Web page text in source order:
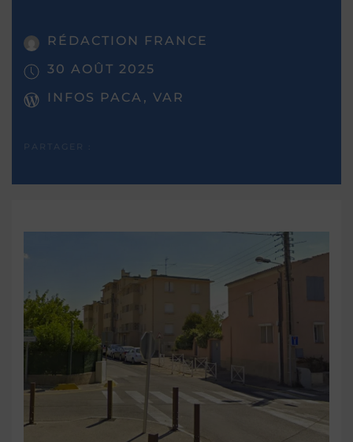
RÉDACTION FRANCE
30 AOÛT 2025
INFOS PACA, VAR